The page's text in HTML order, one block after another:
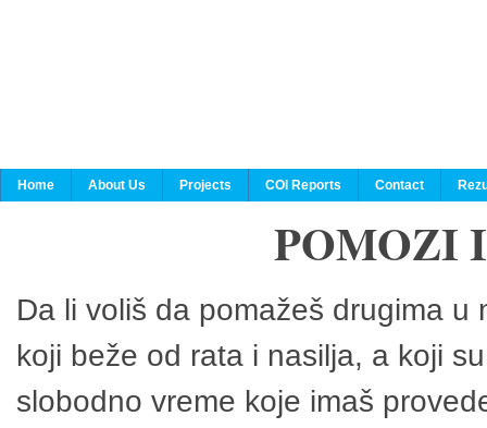
Home About Us Projects COI Reports Contact
POMOZI
Da li voliš da pomažeš drugima
koji beže od rata i nasilja, a koji
slobodno vreme koje imaš